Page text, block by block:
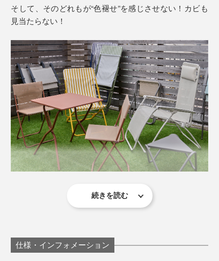
「Cielライトブルー」以外は、「
同シリーズの「バルコニーテーブル」と同色で揃えて、
ベランダにリゾートの風を吹かせましょう。
なんと、エベレストへ初めて登頂した人物が背負ってい
たのが、『Lafuma』のバックパック。歴史的瞬間をと
ブランドだったことがわかります。
その後、休暇先進国であるフランスで「バカンス法」が
導入された背景もあり、1954年より持ち運び可能な屋
外家具のファーストラインを製作。
メタルとコットンキャンバスを使用した、シンプルモダ
そして、そのどれもが“色褪せ”を感じさせない！カビも
見当たらない！
「これは、ここに置いて5年くらい、あれは3年くらい」
さすがは、高級ホテルにも採用されるクオリティ。
続きを読む
仕様・インフォメーション